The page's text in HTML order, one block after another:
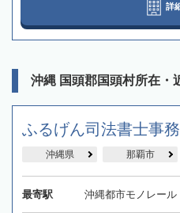
詳
沖縄 国頭郡国頭村所在・
ふるげん司法書士事
沖縄県 那覇市
最寄駅 沖縄都市モノレール